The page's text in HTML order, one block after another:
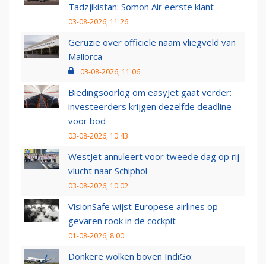
Tadzjikistan: Somon Air eerste klant
03-08-2026, 11:26
Geruzie over officiële naam vliegveld van
Mallorca
03-08-2026, 11:06
Biedingsoorlog om easyJet gaat verder:
investeerders krijgen dezelfde deadline
voor bod
03-08-2026, 10:43
WestJet annuleert voor tweede dag op rij
vlucht naar Schiphol
03-08-2026, 10:02
VisionSafe wijst Europese airlines op
gevaren rook in de cockpit
01-08-2026, 8:00
Donkere wolken boven IndiGo: